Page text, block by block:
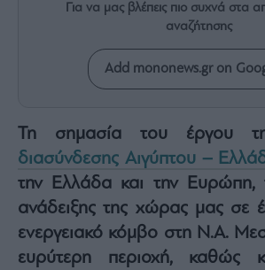
Συνεντεύξεις
Les
Vivants
Auto
Life
&
Style
Για να μας βλέπεις πιο συχνά στα
αναζήτησης
Add mononews.gr on
Τη σημασία του έργου
διασύνδεσης Αιγύπτου –
την Ελλάδα και την Ευρώπη,
ανάδειξης της χώρας μας σε
ενεργειακό κόμβο στη Ν.Α.
ευρύτερη περιοχή, καθώς